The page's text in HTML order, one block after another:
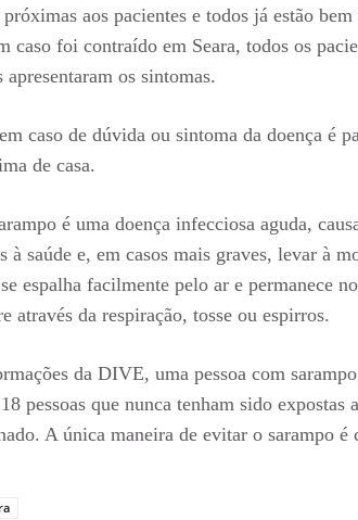
próximas aos pacientes e todos já estão
caso foi contraído em Seara, todos os
os sintomas.
caso de dúvida ou sintoma da doença é
de casa.
é uma doença infecciosa aguda,
à saúde e, em casos mais graves, levar à
espalha facilmente pelo ar e permanece
através da respiração, tosse ou espirros.
da DIVE, uma pessoa com
pessoas que nunca tenham sido
A única maneira de evitar o sarampo é